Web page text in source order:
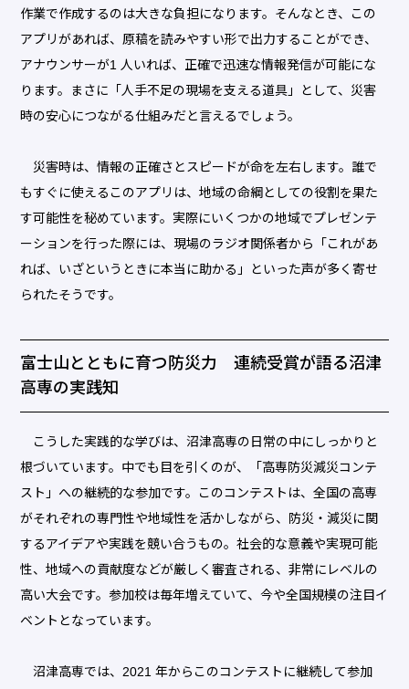
作業で作成するのは大きな負担になります。そんなとき、この
アプリがあれば、原稿を読みやすい形で出力することができ、
アナウンサーが1 人いれば、正確で迅速な情報発信が可能にな
ります。まさに「人手不足の現場を支える道具」として、災害
時の安心につながる仕組みだと言えるでしょう。
災害時は、情報の正確さとスピードが命を左右します。誰で
もすぐに使えるこのアプリは、地域の命綱としての役割を果た
す可能性を秘めています。実際にいくつかの地域でプレゼンテ
ーションを行った際には、現場のラジオ関係者から「これがあ
れば、いざというときに本当に助かる」といった声が多く寄せ
られたそうです。
富士山とともに育つ防災力 連続受賞が語る沼津
高専の実践知
こうした実践的な学びは、沼津高専の日常の中にしっかりと
根づいています。中でも目を引くのが、「高専防災減災コンテ
スト」への継続的な参加です。このコンテストは、全国の高専
がそれぞれの専門性や地域性を活かしながら、防災・減災に関
するアイデアや実践を競い合うもの。社会的な意義や実現可能
性、地域への貢献度などが厳しく審査される、非常にレベルの
高い大会です。参加校は毎年増えていて、今や全国規模の注目イ
ベントとなっています。
沼津高専では、2021 年からこのコンテストに継続して参加